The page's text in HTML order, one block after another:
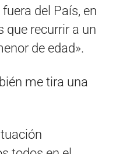
del País, en
que recurrir a un
de edad».
me tira una